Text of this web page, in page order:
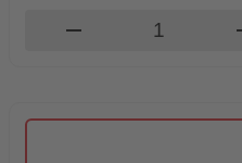
remove Produkt